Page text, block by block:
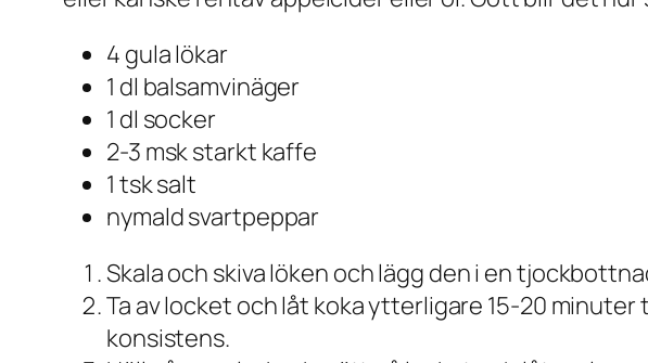
4 gula lökar
1 dl balsamvinäger
1 dl socker
2-3 msk starkt kaffe
1 tsk salt
nymald svartpeppar
Skala och skiva löken och lägg den i en
Ta av locket och låt koka ytterligare 15-20
konsistens.